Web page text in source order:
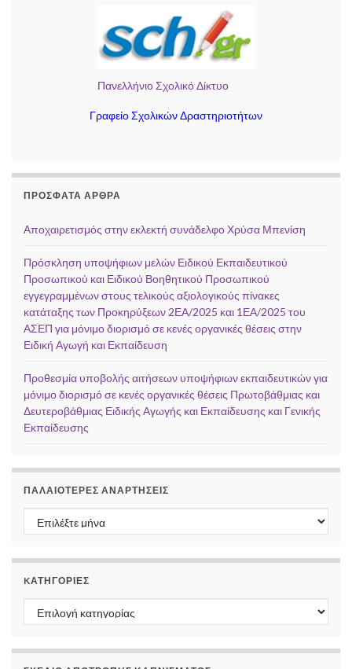
Πανελλήνιο Σχολικό Δίκτυο
Γραφείο Σχολικών Δραστηριοτήτων
ΠΡΌΣΦΑΤΑ ΆΡΘΡΑ
Αποχαιρετισμός στην εκλεκτή συνάδελφο Χρύσα Μπενίση
Πρόσκληση υποψήφιων μελών Ειδικού Εκπαιδευτικού
Προσωπικού και Ειδικού Βοηθητικού Προσωπικού
εγγεγραμμένων στους τελικούς αξιολογικούς πίνακες
κατάταξης των Προκηρύξεων 2ΕΑ/2025 και 1ΕΑ/2025 του
ΑΣΕΠ για μόνιμο διορισμό σε κενές οργανικές θέσεις στην
Ειδική Αγωγή και Εκπαίδευση
Προθεσμία υποβολής αιτήσεων υποψήφιων εκπαιδευτικών για
μόνιμο διορισμό σε κενές οργανικές θέσεις Πρωτοβάθμιας και
Δευτεροβάθμιας Ειδικής Αγωγής και Εκπαίδευσης και Γενικής
Εκπαίδευσης
ΠΑΛΑΙΌΤΕΡΕΣ ΑΝΑΡΤΉΣΕΙΣ
Παλαιότερες αναρτήσεις
KΑΤΗΓΟΡΊΕΣ
Kατηγορίες